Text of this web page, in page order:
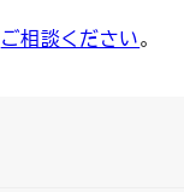
ご相談ください。